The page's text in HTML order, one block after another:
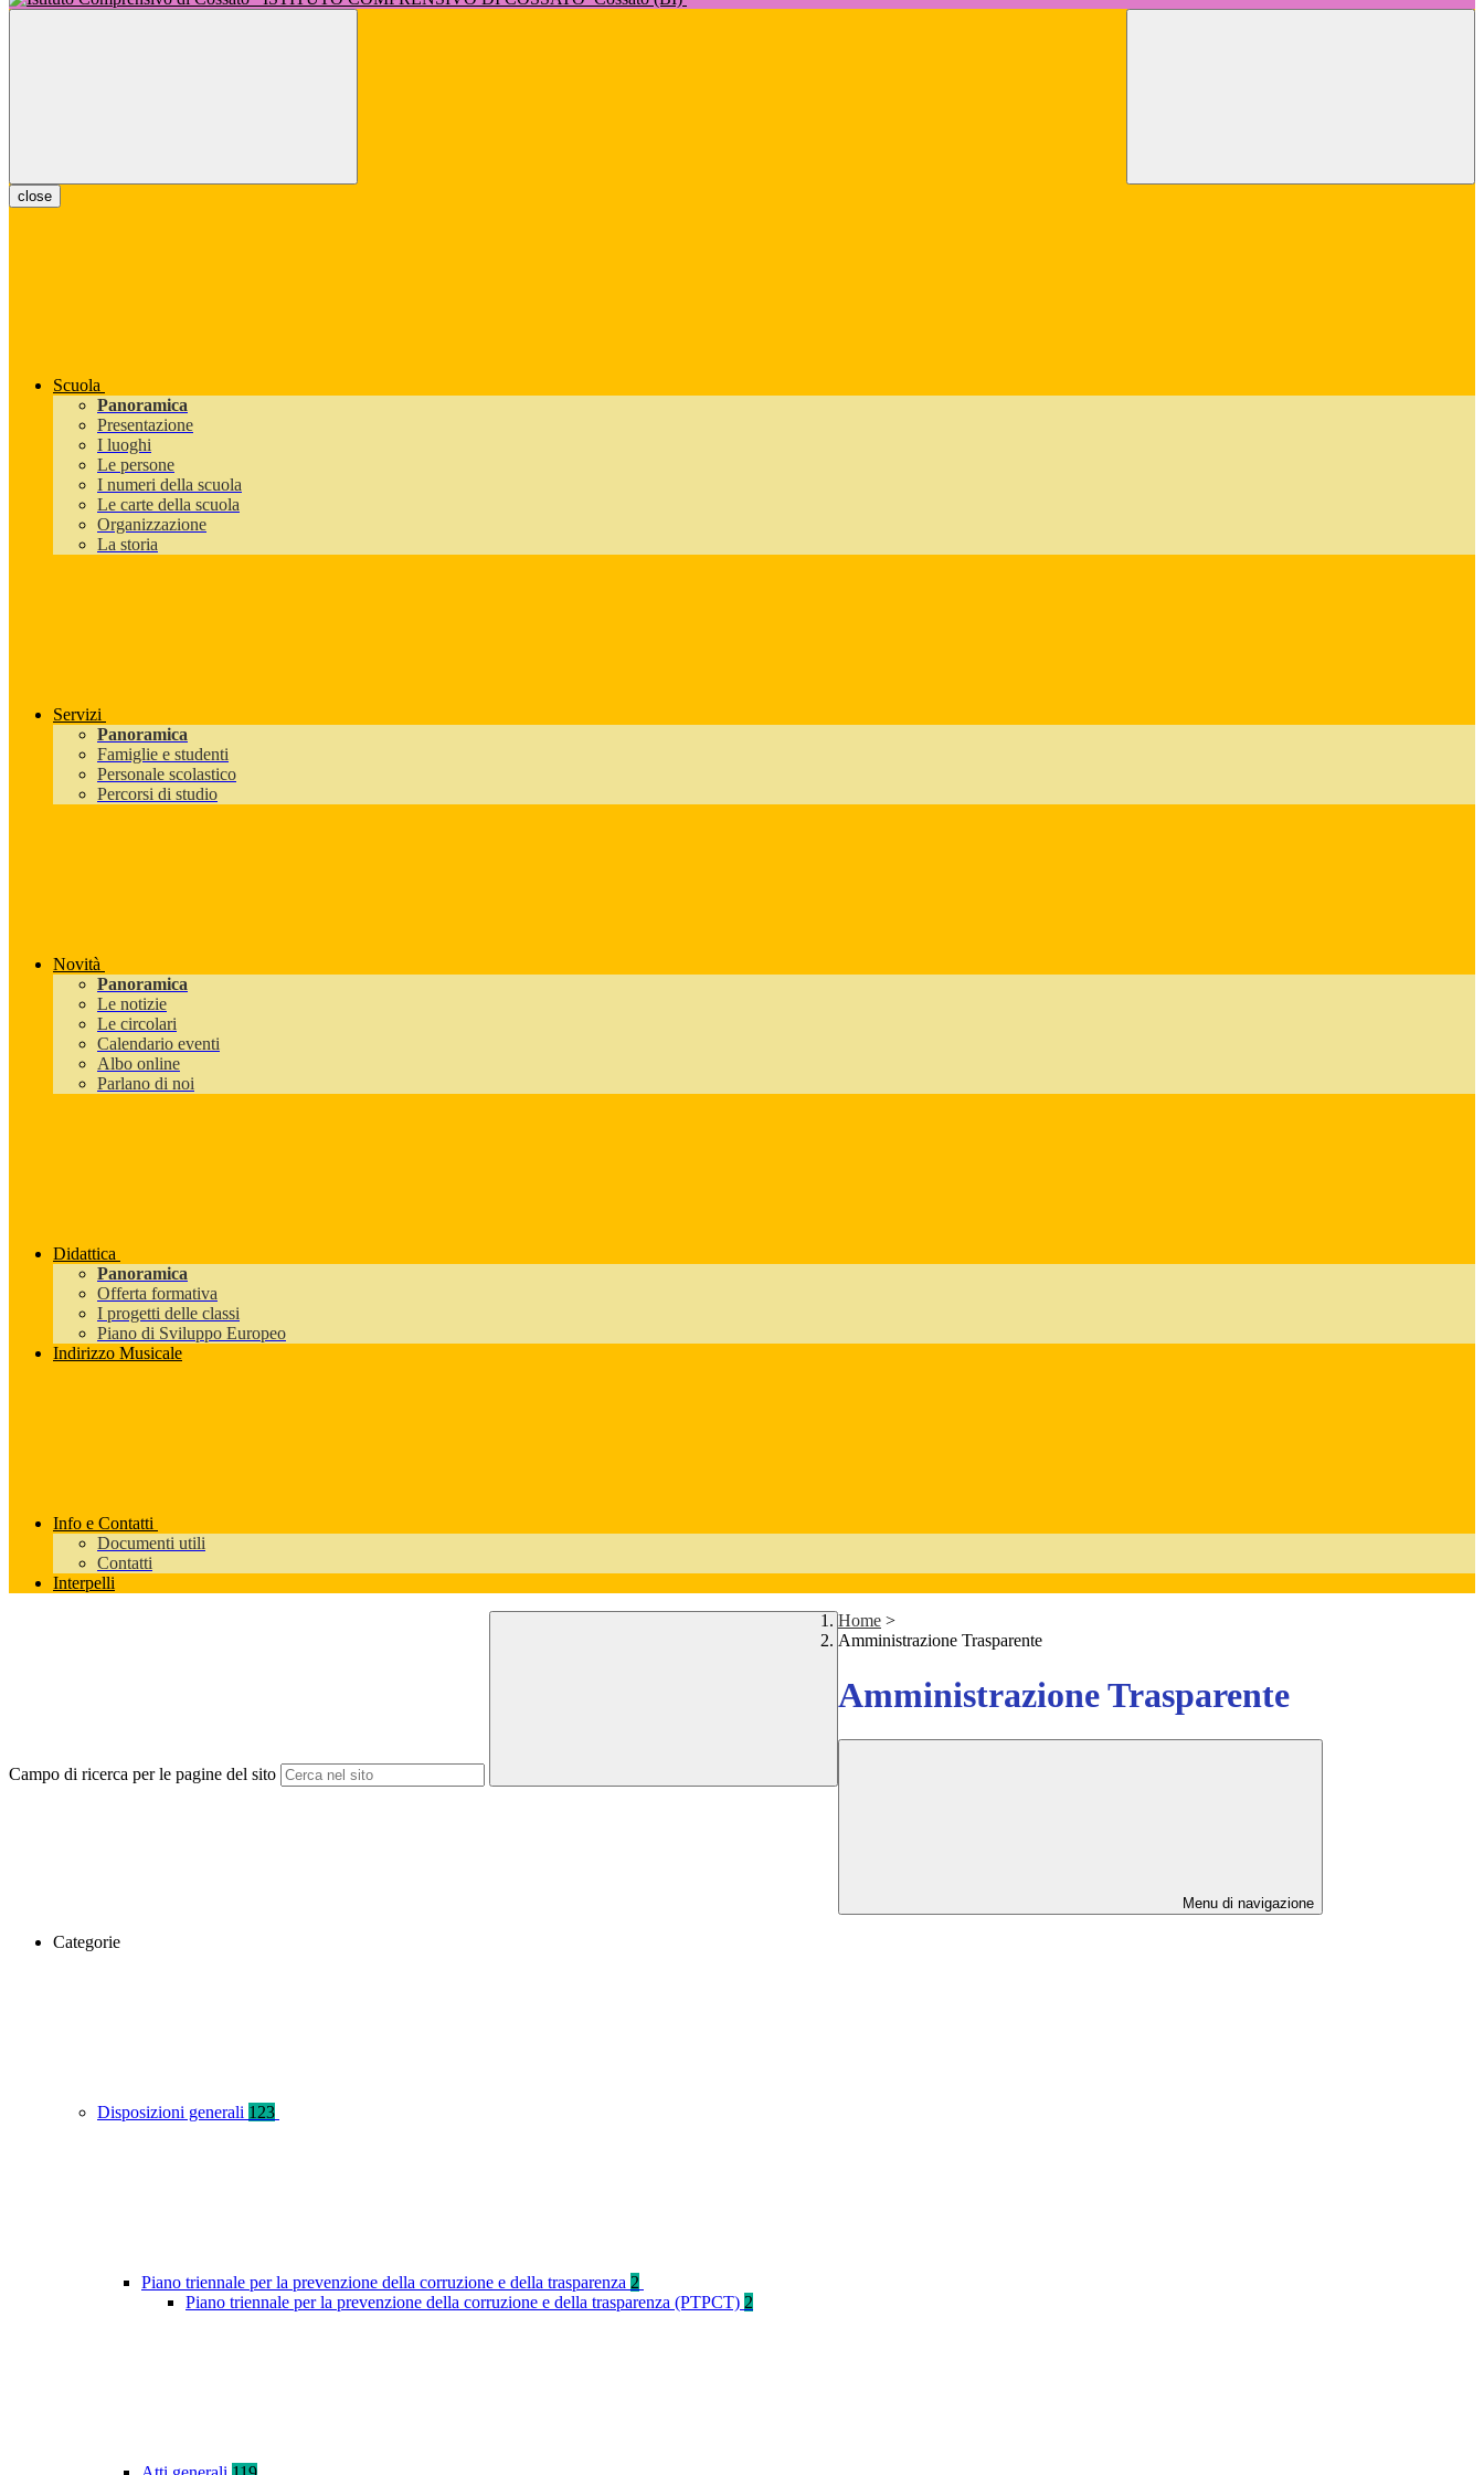
close
Scuola
Panoramica
Presentazione
I luoghi
Le persone
I numeri della scuola
Le carte della scuola
Organizzazione
La storia
Servizi
Panoramica
Famiglie e studenti
Personale scolastico
Percorsi di studio
Novità
Panoramica
Le notizie
Le circolari
Calendario eventi
Albo online
Parlano di noi
Didattica
Panoramica
Offerta formativa
I progetti delle classi
Piano di Sviluppo Europeo
Indirizzo Musicale
Info e Contatti
Documenti utili
Contatti
Interpelli
Campo di ricerca per le pagine del sito
Home >
Amministrazione Trasparente
Amministrazione Trasparente
Menu di navigazione
Categorie
Disposizioni generali 123
Piano triennale per la prevenzione della corruzione e della trasparenza 2
Piano triennale per la prevenzione della corruzione e della trasparenza (PTPCT) 2